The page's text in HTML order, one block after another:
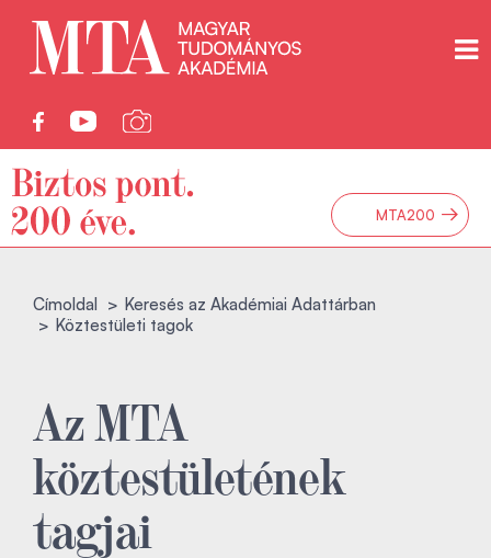
MTA200 →
Címoldal
Keresés az Akadémiai Adattárban
Köztestületi tagok
Az MTA
köztestületének
tagjai